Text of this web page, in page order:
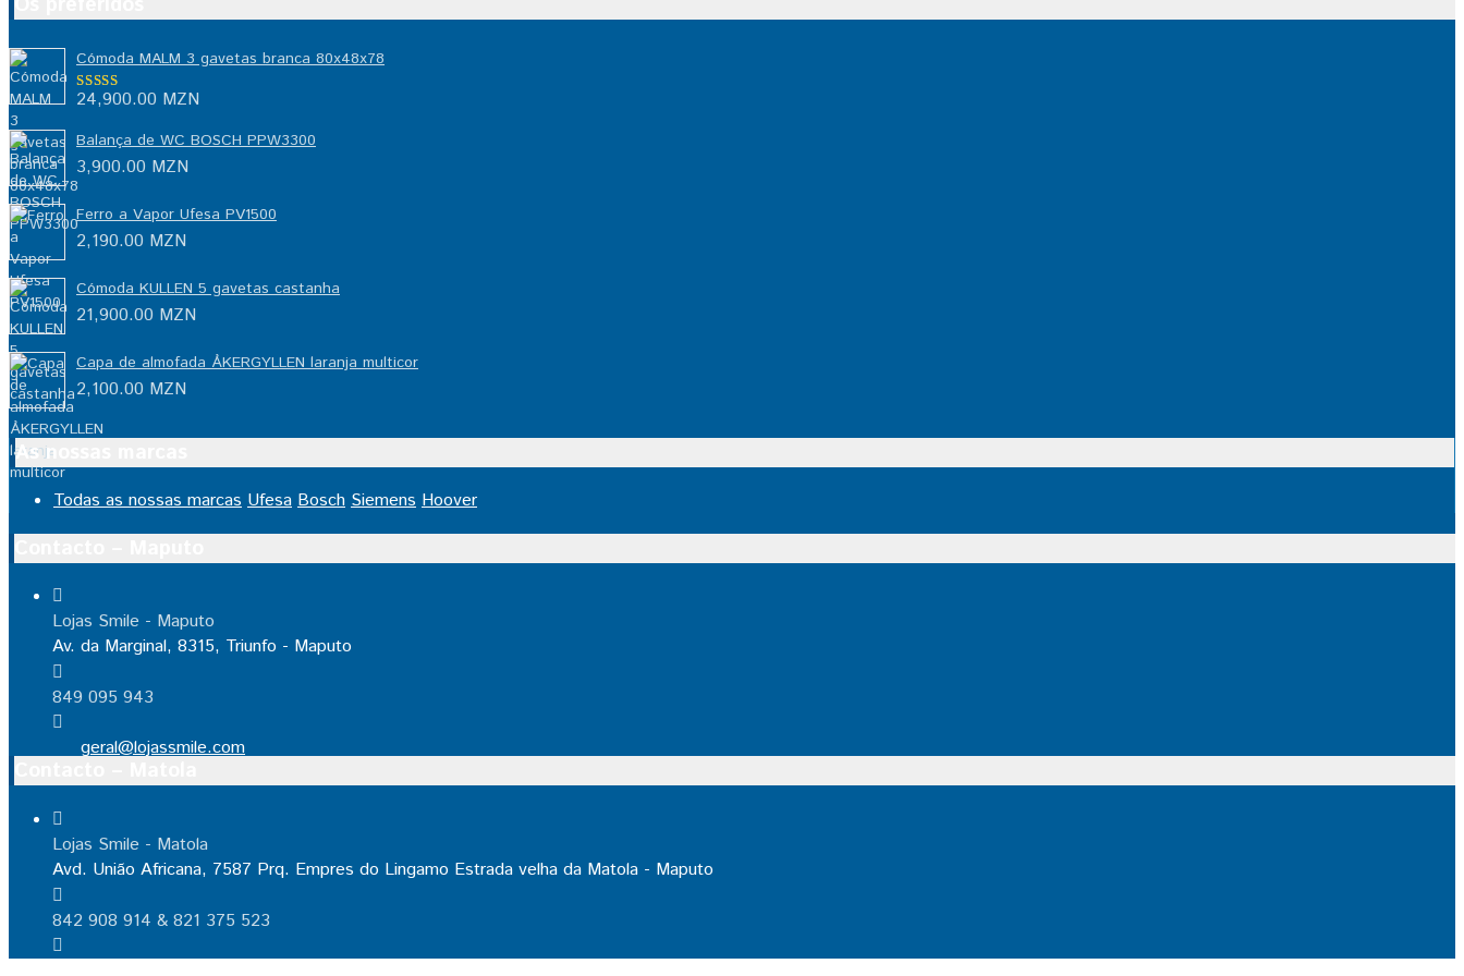
Cómoda MALM 3 gavetas branca 80x48x78
Avaliação
24,900.00 MZN
Balança de WC BOSCH PPW3300
3,900.00 MZN
Ferro a Vapor Ufesa PV1500
2,190.00 MZN
Cómoda KULLEN 5 gavetas castanha
21,900.00 MZN
Capa de almofada ÅKERGYLLEN laranja multicor
2,100.00 MZN
As nossas marcas
Todas as nossas marcas Ufesa Bosch Siemens Hoover
Lojas Smile - Maputo
Av. da Marginal, 8315, Triunfo - Maputo
849 095 943
geral@lojassmile.com
Lojas Smile - Matola
Avd. União Africana, 7587 Prq. Empres do Lingamo Estrada velha da Matola - Maputo
842 908 914 & 821 375 523